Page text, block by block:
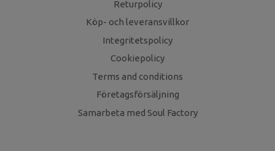
Returpolicy
Köp- och leveransvillkor
Integritetspolicy
Cookiepolicy
Terms and conditions
Företagsförsäljning
Samarbeta med Soul Factory